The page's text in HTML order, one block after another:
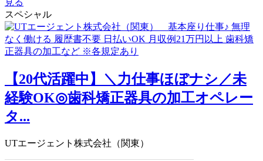
スペシャル
【20代活躍中】＼力仕事ほぼナシ／未
経験OK◎歯科矯正器具の加工オペレー
タ...
UTエージェント株式会社（関東）